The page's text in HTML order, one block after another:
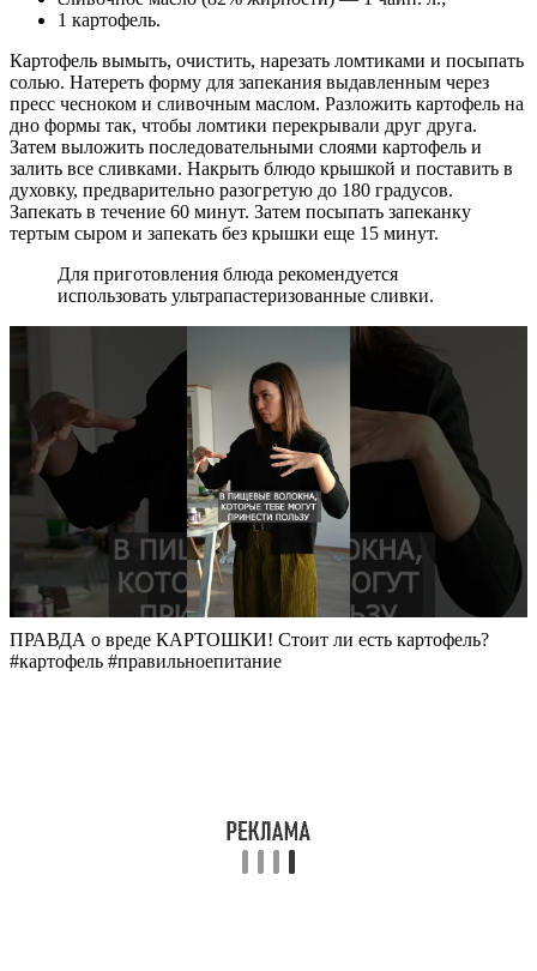
1 картофель.
Картофель вымыть, очистить, нарезать ломтиками и посыпать
солью. Натереть форму для запекания выдавленным через
пресс чесноком и сливочным маслом. Разложить картофель на
дно формы так, чтобы ломтики перекрывали друг друга.
Затем выложить последовательными слоями картофель и
залить все сливками. Накрыть блюдо крышкой и поставить в
духовку, предварительно разогретую до 180 градусов.
Запекать в течение 60 минут. Затем посыпать запеканку
тертым сыром и запекать без крышки еще 15 минут.
Для приготовления блюда рекомендуется
использовать ультрапастеризованные сливки.
ПРАВДА о вреде КАРТОШКИ! Стоит ли есть картофель?
#картофель #правильноепитание